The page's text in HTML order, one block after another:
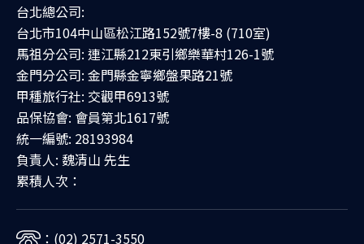
台北總公司:
台北市104中山區松江路152號7樓-8 (710室)
馬祖分公司: 連江縣212東引鄉樂華村126-1號
金門分公司: 金門縣金寧鄉盤果路21號
甲種旅行社: 交觀甲6913號
品保協會: 會員第北1617號
統一編號: 28193984
負責人: 魏清山 先生
累積人次：
：(02) 2571-3550